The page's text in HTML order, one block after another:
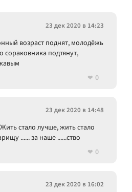
23 дек 2020 в 14:23
возраст поднят, молодёжь
сораковника подтянут,
0
23 дек 2020 в 14:48
стало лучше, жить стало
...... за наше ......ство
0
23 дек 2020 в 16:02